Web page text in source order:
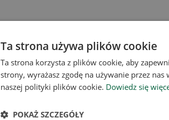
Ta strona używa plików cookie
Ta strona korzysta z plików cookie, aby
strony, wyrażasz zgodę na używanie przez
naszej polityki plików cookie. Dowiedz się
POKAŻ SZCZEGÓŁY